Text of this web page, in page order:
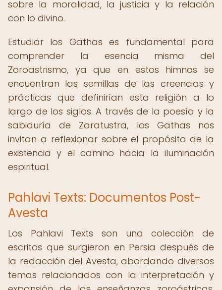
sobre la moralidad, la justicia y la relación
con lo divino.
Estudiar los Gathas es fundamental para
comprender la esencia misma del
Zoroastrismo, ya que en estos himnos se
encuentran las semillas de las creencias y
prácticas que definirían esta religión a lo
largo de los siglos. A través de la poesía y la
sabiduría de Zaratustra, los Gathas nos
invitan a reflexionar sobre el propósito de la
existencia y el camino hacia la iluminación
espiritual.
Pahlavi Texts: Documentos Post-
Avesta
Los Pahlavi Texts son una colección de
escritos que surgieron en Persia después de
la redacción del Avesta, abordando diversos
temas relacionados con la interpretación y